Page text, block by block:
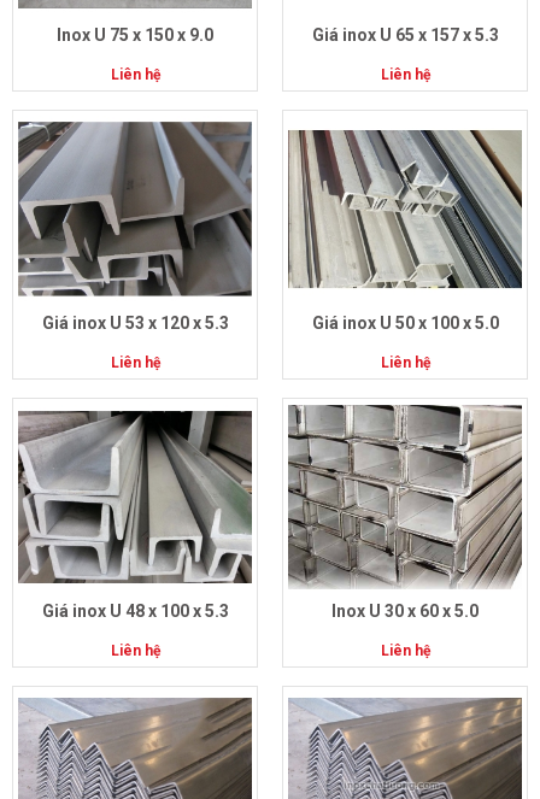
Inox U 75 x 150 x 9.0
Liên hệ
Giá inox U 65 x 157 x 5.3
Liên hệ
Giá inox U 53 x 120 x 5.3
Liên hệ
Giá inox U 50 x 100 x 5.0
Liên hệ
Giá inox U 48 x 100 x 5.3
Liên hệ
Inox U 30 x 60 x 5.0
Liên hệ